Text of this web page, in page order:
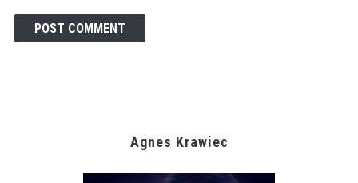
Agnes Krawiec